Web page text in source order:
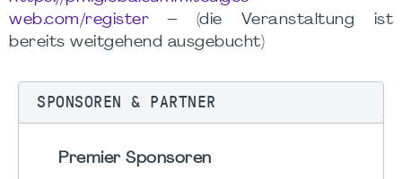
web.com/register – (die Veranstaltung ist
bereits weitgehend ausgebucht)
SPONSOREN & PARTNER
Premier Sponsoren